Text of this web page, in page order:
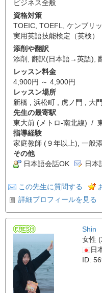
ビジネス全般
資格対策
TOEIC TOEFL ケンブリ
実用英語技能検定（英検）
添削や翻訳
添削
翻訳(日本語→英語)
レッスン料金
4,900円 ～ 4,900円
レッスン場所
新橋 , 浜松町 , 虎ノ門 , 大
先生の最寄駅
東大前 (メトロ-南北線) /
指導経験
家庭教師 (９年以上), 一般
その他
日本語会話OK
日本
この先生に質問する
詳細プロフィールを見る
Shin
女性
日
ID: